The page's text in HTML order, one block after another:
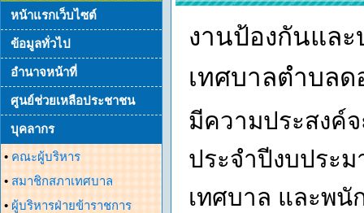
หน้าแรกเว็บไซต์
ข้อมูลทั่วไป
อำนาจหน้าที่
ศูนย์ช่วยเหลือประชาชน
บุคลากร
• คณะผู้บริหาร
• สมาชิกสภาเทศบาล
• ผู้บริหารฝ่ายข้าราชการ
งานป้องกันแล
เทศบาลตำบล
มีความประสงค์
ประจำปีงบประ
เทศบาล และพนั